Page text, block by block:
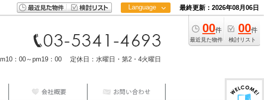
Language
中文
最終更新：2026年08月06日
00件
最近見た物件
00件
検討リスト
：00～pm19：00 定休日：水曜日・第2・4火曜日